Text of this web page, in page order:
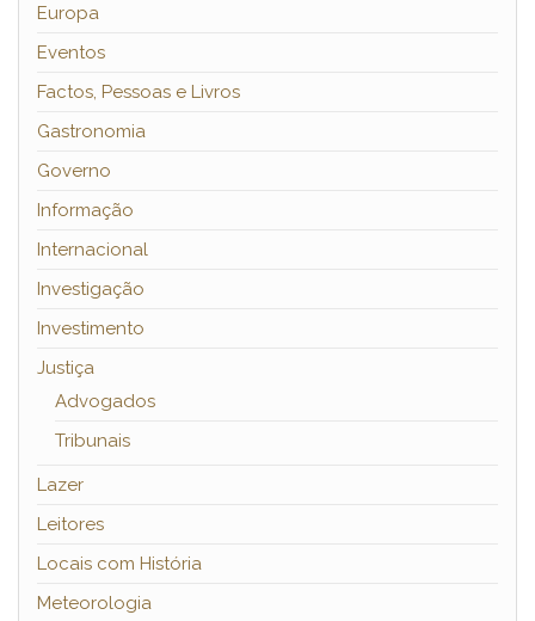
Europa
Eventos
Factos, Pessoas e Livros
Gastronomia
Governo
Informação
Internacional
Investigação
Investimento
Justiça
Advogados
Tribunais
Lazer
Leitores
Locais com História
Meteorologia